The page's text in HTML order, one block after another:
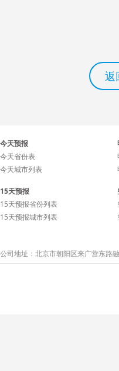
返
今天预报
今天省份表
今天城市列表
15天预报
15天预报省份列表
15天预报城市列表
公司地址：北京市朝阳区来广营东路